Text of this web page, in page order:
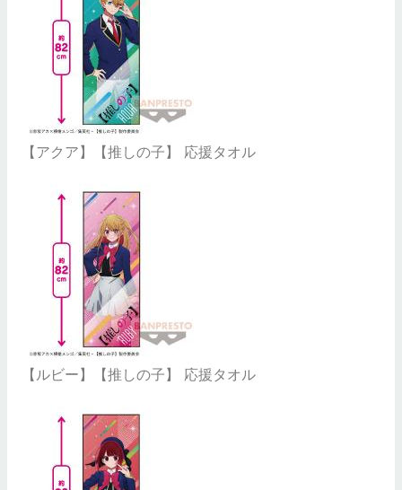
【アクア】【推しの子】 応援タオル
【ルビー】【推しの子】 応援タオル